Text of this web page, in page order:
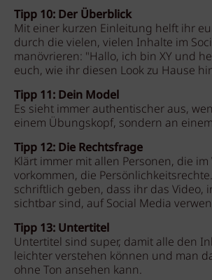
Tipp 10: Der Überblick
Mit einer kurzen Einleitung helft ihr
durch die vielen, vielen Inhalte im
manövrieren: "Hallo, ich bin XY und
euch, wie ihr diesen Look zu Hause
Tipp 11: Dein Model
Es sieht immer authentischer aus,
einem Übungskopf, sondern an
Tipp 12: Die Rechtsfrage
Klärt immer mit allen Personen, die im
vorkommen, die
schriftlich geben, dass ihr das Video,
sichtbar sind, auf Social Media
Tipp 13: Untertitel
Untertitel sind super, damit alle den
leichter verstehen können und man
ohne Ton ansehen kann.